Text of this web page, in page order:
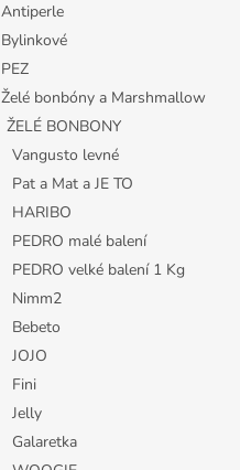
Antiperle
Bylinkové
PEZ
Želé bonbóny a Marshmallow
ŽELÉ BONBONY
Vangusto levné
Pat a Mat a JE TO
HARIBO
PEDRO malé balení
PEDRO velké balení 1 Kg
Nimm2
Bebeto
JOJO
Fini
Jelly
Galaretka